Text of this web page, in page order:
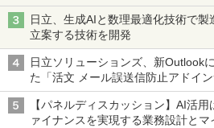
日立、生成AIと数理最適化技術で
立案する技術を開発
日立ソリューションズ、新Outlook
た「活文 メール誤送信防止アドイ
【パネルディスカッション】AI活
ァイナンスを実現する業務設計と